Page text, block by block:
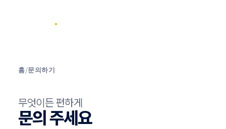
.
홈/문의하기
무엇이든 편하게
문의 주세요